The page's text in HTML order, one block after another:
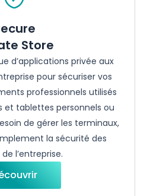
Store
d’applications privée aux
pour sécuriser vos
professionnels utilisés
et tablettes personnels ou
de gérer les terminaux,
la sécurité des
de l’entreprise.